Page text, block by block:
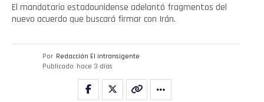
El mandatario estadounidense adelantó fragmentos del
nuevo acuerdo que buscará firmar con Irán.
Por Redacción El intransigente
Publicado hace 3 días